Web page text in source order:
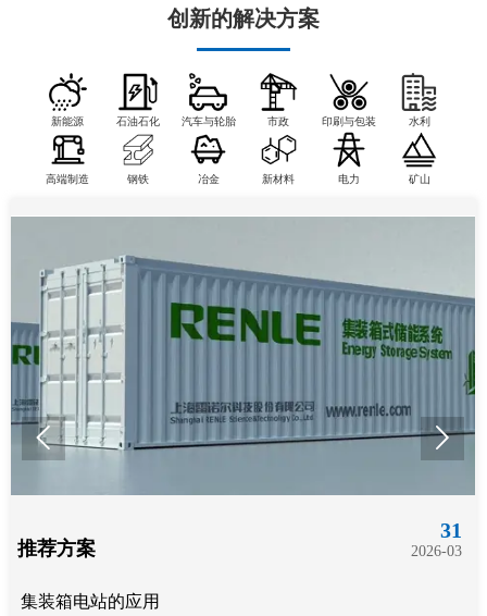
创新的解决方案
新能源 石油石化 汽车与轮胎 市政 印刷与包装 水利
高端制造 钢铁 冶金 新材料 电力 矿山
推荐方案
31
2026-03
集装箱电站的应用
 